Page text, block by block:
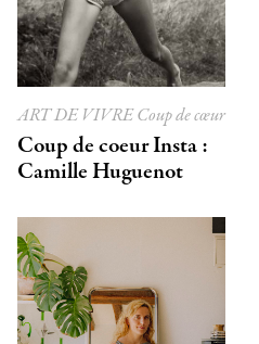
ART DE VIVRECoup de cœur
Coup de coeur Insta :
Camille Huguenot